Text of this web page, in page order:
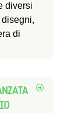
diversi
di